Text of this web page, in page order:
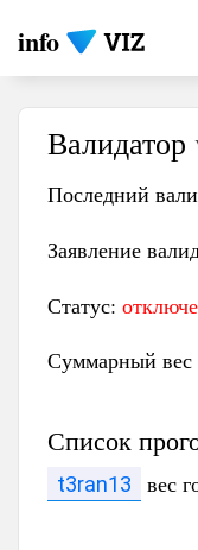
info
Валидатор
Последний
Заявление
Статус:
Суммарный вес
Список
t3ran13 вес